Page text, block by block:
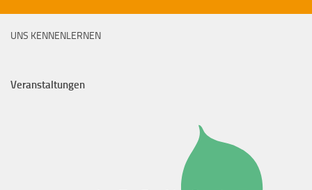
UNS KENNENLERNEN
Veranstaltungen